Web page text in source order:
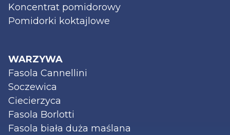
Koncentrat pomidorowy
Pomidorki koktajlowe
WARZYWA
Fasola Cannellini
Soczewica
Ciecierzyca
Fasola Borlotti
Fasola biała duża maślana